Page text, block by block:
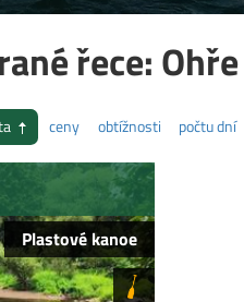
řece: Ohře
ceny obtížnosti počtu dní
Plastové kanoe